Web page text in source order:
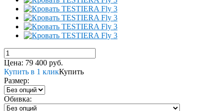
Цена: 79 400 руб.
Купить в 1 кликКупить
Размер:
Обивка: